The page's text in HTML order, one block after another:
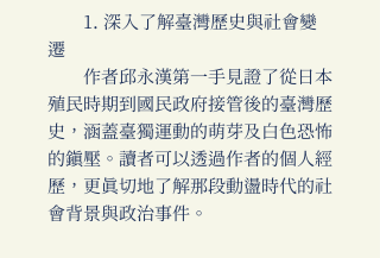
1. 深入了解臺灣歷史與社會變
遷
作者邱永漢第一手見證了從日本
殖民時期到國民政府接管後的臺灣歷
史，涵蓋臺獨運動的萌芽及白色恐怖
的鎮壓。讀者可以透過作者的個人經
歷，更真切地了解那段動盪時代的社
會背景與政治事件。